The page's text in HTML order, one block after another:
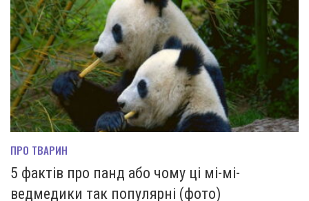
ПРО ТВАРИН
5 фактів про панд або чому ці мі-мі-
ведмедики так популярні (фото)